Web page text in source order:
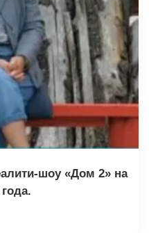
шоу «Дом 2» на